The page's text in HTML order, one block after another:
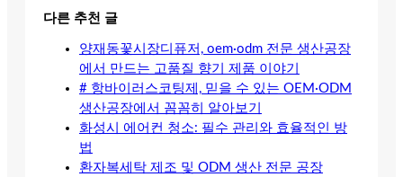
다른 추천 글
양재동꽃시장디퓨저, oem·odm 전문 생산공장
에서 만드는 고품질 향기 제품 이야기
# 항바이러스코팅제, 믿을 수 있는 OEM·ODM
생산공장에서 꼼꼼히 알아보기
화성시 에어컨 청소: 필수 관리와 효율적인 방
법
환자복세탁 제조 및 ODM 생산 전문 공장